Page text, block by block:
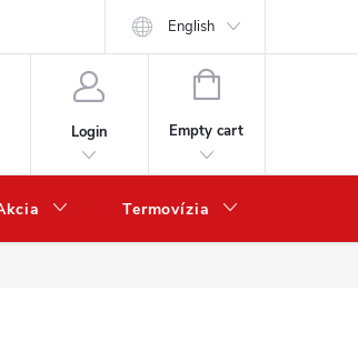
English
Login
SHOPPING
Empty cart
Termovízia